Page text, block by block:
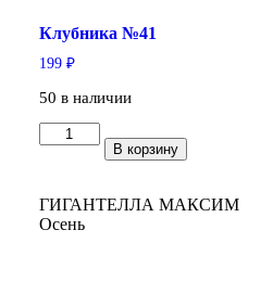
Клубника №41
199 ₽
50 в наличии
Количество
товара
В корзину
ГИГАНТЕЛЛА МАКСИМ
Осень